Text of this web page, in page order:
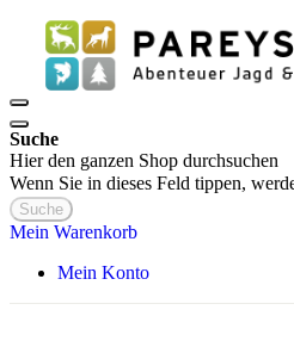
Suche
Hier den ganzen Shop durchsuchen
Wenn Sie in dieses Feld tippen,
Suche
Mein Warenkorb
Mein Konto